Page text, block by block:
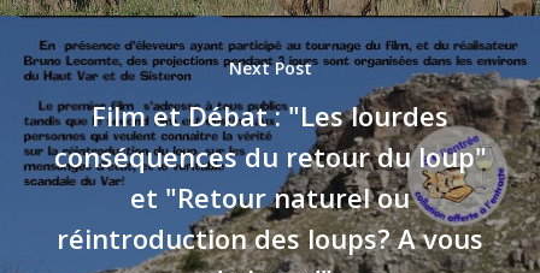
Next Post
Film et Débat : "Les lourdes
conséquences du retour du loup"
et "Retour naturel ou
réintroduction des loups? A vous